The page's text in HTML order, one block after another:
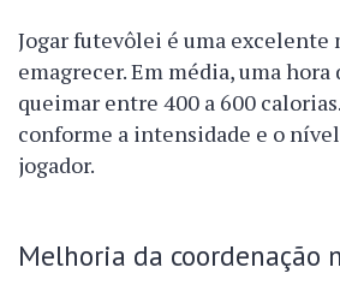
Jogar futevôlei é uma excelente
emagrecer. Em média, uma hora
queimar entre 400 a 600
conforme a intensidade e o
jogador.
Melhoria da coordenação